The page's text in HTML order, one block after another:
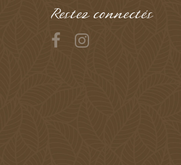
Restez connectés